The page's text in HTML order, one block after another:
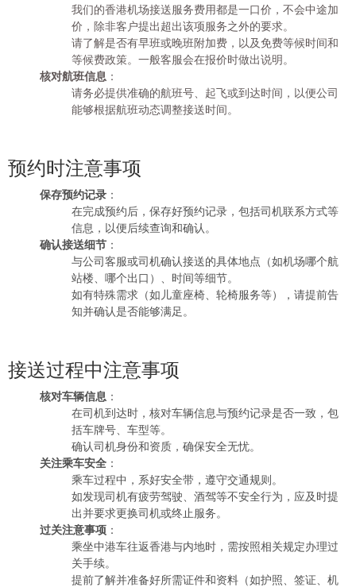
我们的香港机场接送服务费用都是一口价，不会中途加
价，除非客户提出超出该项服务之外的要求。
请了解是否有早班或晚班附加费，以及免费等候时间和
等候费政策。一般客服会在报价时做出说明。
核对航班信息 ：
请务必提供准确的航班号、起飞或到达时间，以便公司
能够根据航班动态调整接送时间。
预约时注意事项
保存预约记录 ：
在完成预约后，保存好预约记录，包括司机联系方式等
信息，以便后续查询和确认。
确认接送细节 ：
与公司客服或司机确认接送的具体地点（如机场哪个航
站楼、哪个出口）、时间等细节。
如有特殊需求（如儿童座椅、轮椅服务等），请提前告
知并确认是否能够满足。
接送过程中注意事项
核对车辆信息 ：
在司机到达时，核对车辆信息与预约记录是否一致，包
括车牌号、车型等。
确认司机身份和资质，确保安全无忧。
关注乘车安全 ：
乘车过程中，系好安全带，遵守交通规则。
如发现司机有疲劳驾驶、酒驾等不安全行为，应及时提
出并要求更换司机或终止服务。
过关注意事项 ：
乘坐中港车往返香港与内地时，需按照相关规定办理过
关手续。
提前了解并准备好所需证件和资料（如护照、签证、机